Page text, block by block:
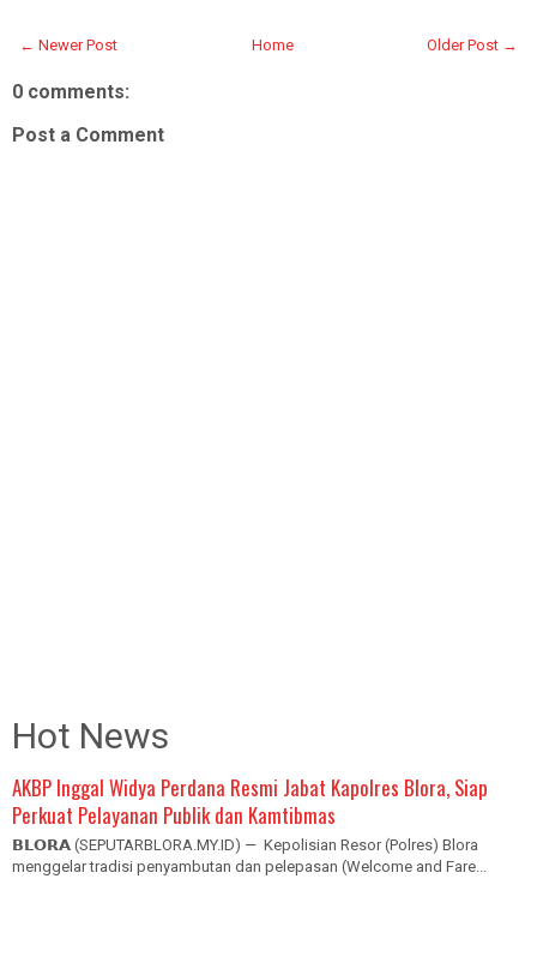
← Newer Post Older Post →
Home
0 comments:
Post a Comment
Hot News
AKBP Inggal Widya Perdana Resmi Jabat Kapolres Blora, Siap
Perkuat Pelayanan Publik dan Kamtibmas
𝗕𝗟𝗢𝗥𝗔 (SEPUTARBLORA.MY.ID) — Kepolisian Resor (Polres) Blora
menggelar tradisi penyambutan dan pelepasan (Welcome and Fare...